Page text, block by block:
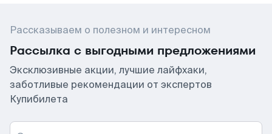
Рассказываем о полезном и интересном
Рассылка с выгодными предложениями
Эксклюзивные акции, лучшие лайфхаки,
заботливые рекомендации от экспертов
Купибилета